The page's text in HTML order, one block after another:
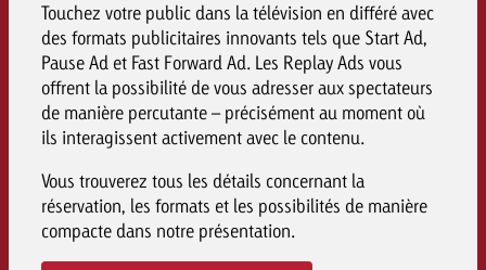
Touchez votre public dans la télévision en différé avec
des formats publicitaires innovants tels que Start Ad,
Pause Ad et Fast Forward Ad. Les Replay Ads vous
offrent la possibilité de vous adresser aux spectateurs
de manière percutante – précisément au moment où
ils interagissent activement avec le contenu.
Vous trouverez tous les détails concernant la
réservation, les formats et les possibilités de manière
compacte dans notre présentation.